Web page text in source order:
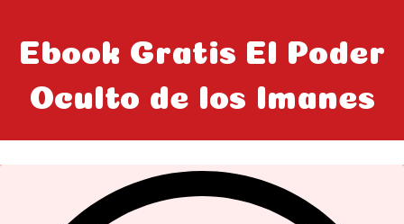
Ebook Gratis El Poder
Oculto de los Imanes